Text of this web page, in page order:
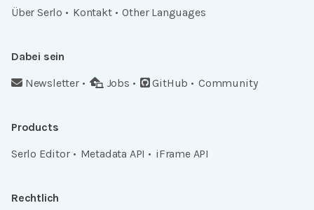
Über Serlo
Kontakt Other Languages
Dabei sein
Newsletter
Jobs GitHub Community
Products
Serlo Editor
Metadata API iFrame API
Rechtlich